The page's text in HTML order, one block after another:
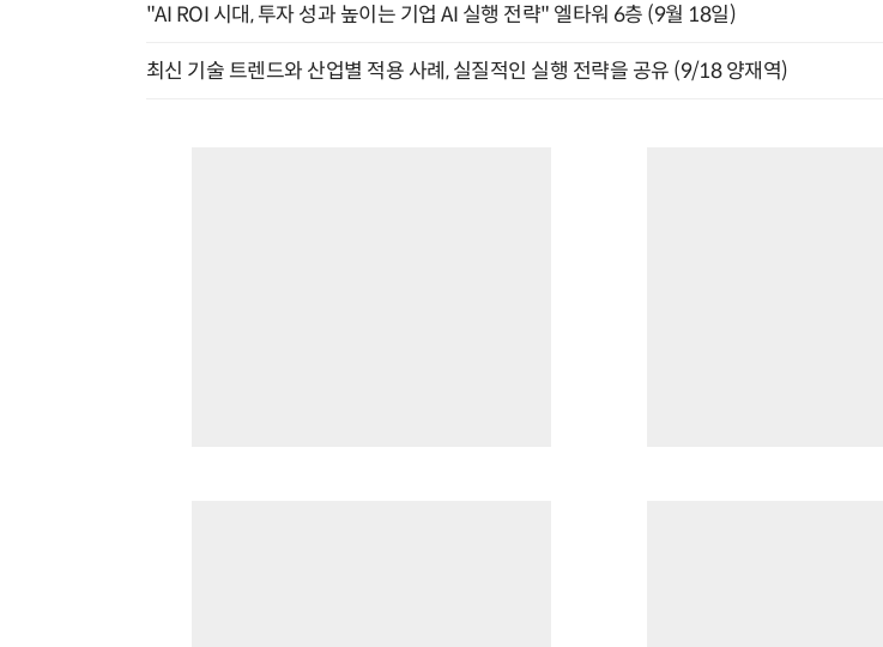
"AI ROI 시대, 투자 성과 높이는 기업 AI 실행 전략" 엘타워 6층 (9월 18일)
최신 기술 트렌드와 산업별 적용 사례, 실질적인 실행 전략을 공유 (9/18 양재역)